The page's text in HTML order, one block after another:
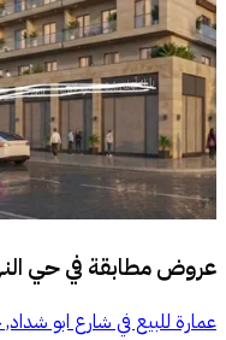
عروض مطابقة فيحي
عمارة للبيع في شارع ابو